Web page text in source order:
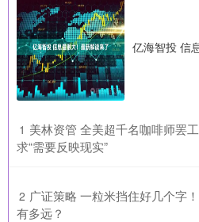
亿海智投 信
1 美林资管 全美超千名咖啡师罢
求“需要反映现实”
2 广证策略 一粒米挡住好几个字
有多远？